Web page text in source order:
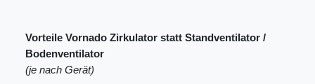
Vorteile Vornado Zirkulator statt Standventilator /
Bodenventilator
(je nach Gerät)